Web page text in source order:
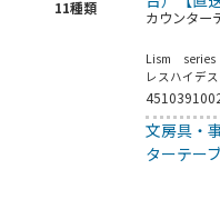
11種類 カウンター
Lism series
レスハイデ
空間にでも
（2人以上で
スチール（
仕上げ）／
格電圧：
文房具・
ターテー